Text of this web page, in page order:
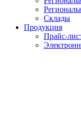
Склады
Продукция
Прайс-